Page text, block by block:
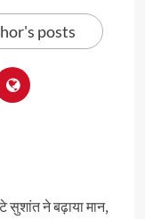
posts
ने बढ़ाया मान,